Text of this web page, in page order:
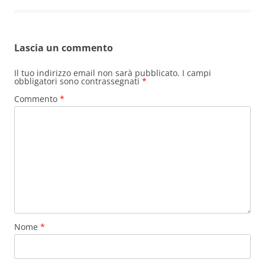
Lascia un commento
Il tuo indirizzo email non sarà pubblicato. I campi
obbligatori sono contrassegnati *
Commento *
Nome *